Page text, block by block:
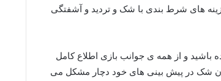
های شرط بندی با شک و تردید و آشفتگی
و از همه ی جوانب بازی اطلاع کامل
شک در پیش بینی های خود دچار مشکل می